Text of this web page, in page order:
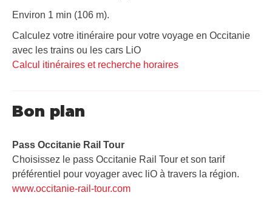
Environ 1 min (106 m).
Calculez votre itinéraire pour votre voyage en Occitanie
avec les trains ou les cars LiO
Calcul itinéraires et recherche horaires
Bon plan
Pass Occitanie Rail Tour​
Choisissez le pass Occitanie Rail Tour et son tarif
préférentiel pour voyager avec liO à travers la région.
www.occitanie-rail-tour.com